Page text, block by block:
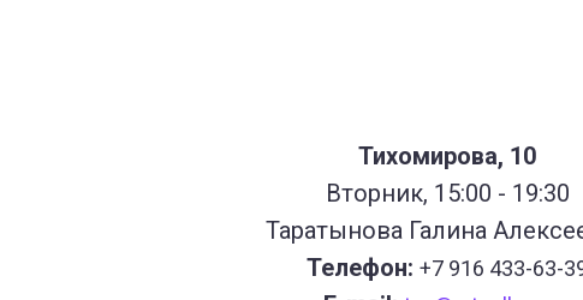
Тихомирова, 10
Вторник, 15:00 - 19:30
Таратынова Галина
Телефон: +7 916 433-63-